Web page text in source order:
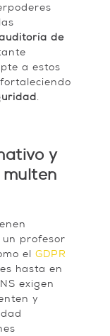
de
a estos
.
y
multen
un profesor
el GDPR
hasta en
exigen
y